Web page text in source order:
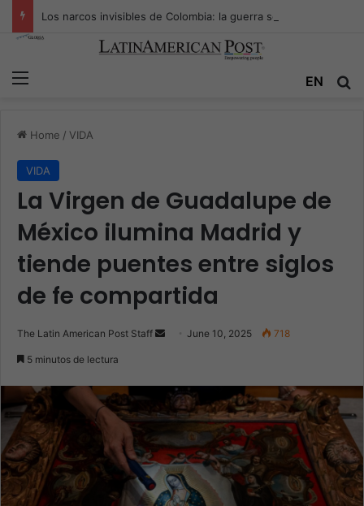
Menu EN
Home / VIDA
VIDA
La Virgen de Guadalupe de
México ilumina Madrid y
tiende puentes entre siglos
de fe compartida
The Latin American Post Staff
SendJune 10, 2025 718
5 minutos de lectura